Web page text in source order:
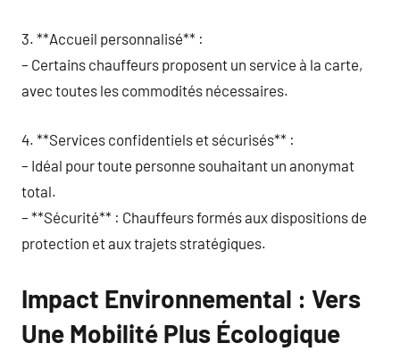
3. **Accueil personnalisé** :
– Certains chauffeurs proposent un service à la carte,
avec toutes les commodités nécessaires.
4. **Services confidentiels et sécurisés** :
– Idéal pour toute personne souhaitant un anonymat
total.
– **Sécurité** : Chauffeurs formés aux dispositions de
protection et aux trajets stratégiques.
Impact Environnemental : Vers
Une Mobilité Plus Écologique